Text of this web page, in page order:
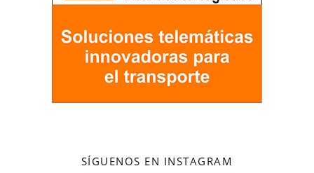
SÍGUENOS EN INSTAGRAM